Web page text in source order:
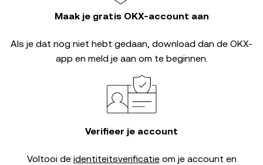
Maak je gratis OKX-account aan
Als je dat nog niet hebt gedaan, download dan de OKX-
app en meld je aan om te beginnen.
Verifieer je account
Voltooi de identiteitsverificatieom je account en